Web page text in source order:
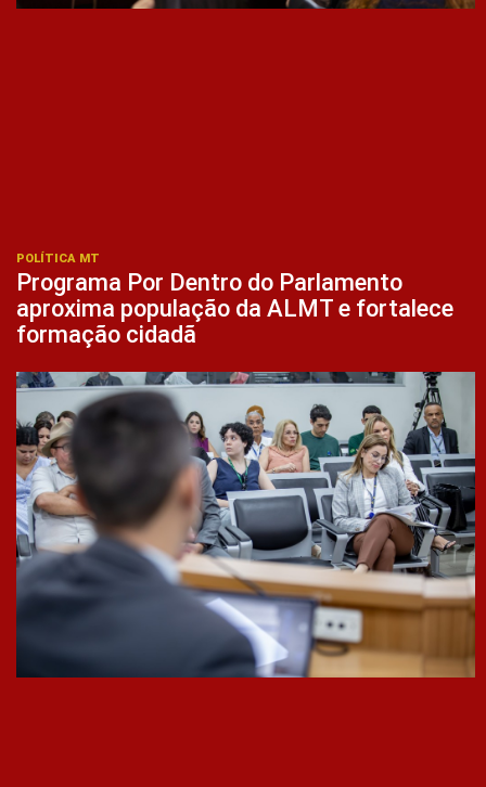
POLÍTICA MT
Programa Por Dentro do Parlamento
aproxima população da ALMT e fortalece
formação cidadã